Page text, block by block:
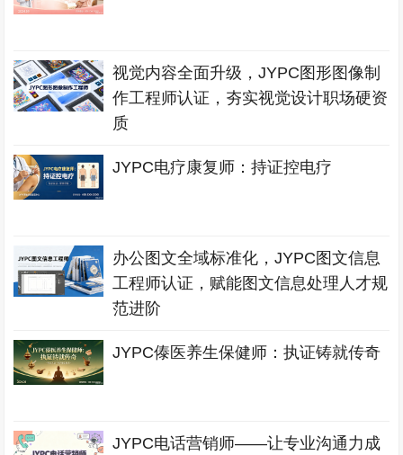
视觉内容全面升级，JYPC图形图像制
作工程师认证，夯实视觉设计职场硬资
质
JYPC电疗康复师：持证控电疗
办公图文全域标准化，JYPC图文信息
工程师认证，赋能图文信息处理人才规
范进阶
JYPC傣医养生保健师：执证铸就传奇
JYPC电话营销师——让专业沟通力成